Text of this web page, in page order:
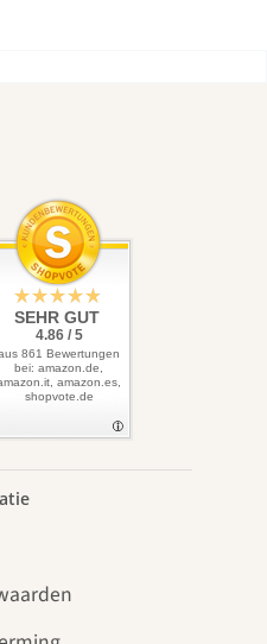
SEHR GUT
4.86 / 5
861 Bewertungen
bei: amazon.de,
amazon.es,
shopvote.de